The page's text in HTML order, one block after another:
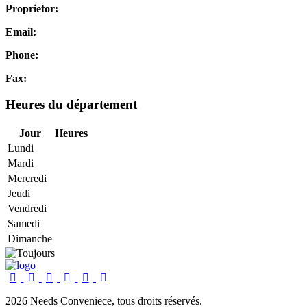
Proprietor:
Email:
Phone:
Fax:
Heures du département
Jour
Heures
Lundi
Mardi
Mercredi
Jeudi
Vendredi
Samedi
Dimanche
2026 Needs Conveniece, tous droits réservés.